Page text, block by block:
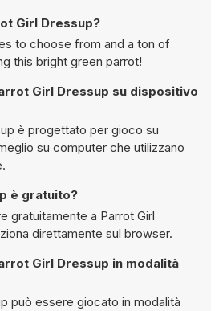
Girl Dressup?
to choose from and a ton of
this bright green parrot!
Girl Dressup su dispositivo
è progettato per gioco su
su computer che utilizzano
è gratuito?
gratuitamente a Parrot Girl
e funziona direttamente sul browser.
Dressup in modalità